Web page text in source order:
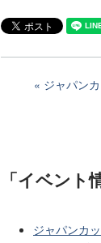
ジャパン
「イベント
ジャパンカ